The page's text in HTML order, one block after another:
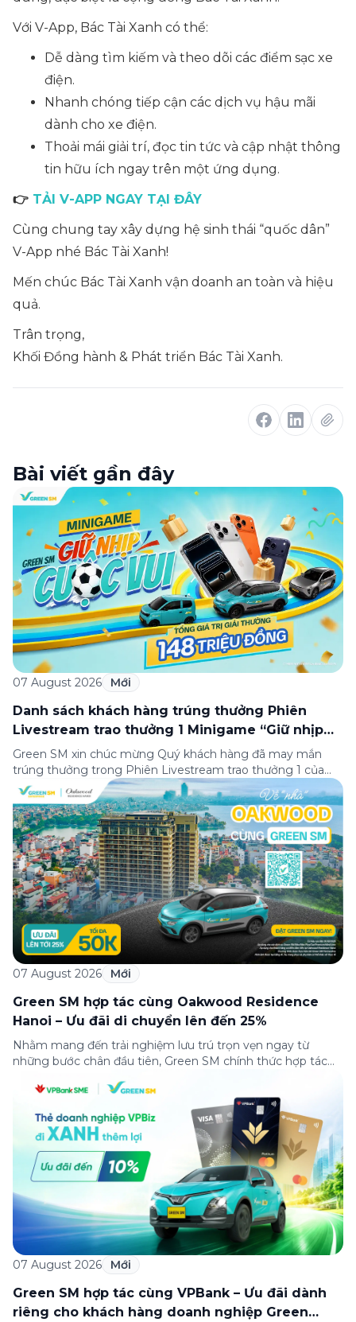
Với V-App, Bác Tài Xanh có thể:
Dễ dàng tìm kiếm và theo dõi các điểm sạc xe
điện.
Nhanh chóng tiếp cận các dịch vụ hậu mãi
dành cho xe điện.
Thoải mái giải trí, đọc tin tức và cập nhật thông
tin hữu ích ngay trên một ứng dụng.
👉 TẢI V-APP NGAY TẠI ĐÂY
Cùng chung tay xây dựng hệ sinh thái “quốc dân”
V-App nhé Bác Tài Xanh!
Mến chúc Bác Tài Xanh vận doanh an toàn và hiệu
quả.
Trân trọng,
Khối Đồng hành & Phát triển Bác Tài Xanh.
Bài viết gần đây
07 August 2026 Mới
Danh sách khách hàng trúng thưởng Phiên
Livestream trao thưởng 1 Minigame “Giữ nhịp
cuộc vui”
Green SM xin chúc mừng Quý khách hàng đã may mắn
trúng thưởng trong Phiên Livestream trao thưởng 1 của
Minigame “Giữ nhịp cuộc vui”, được phát sóng trực tiếp
trên Fanpage và TikTok Green SM từ 20:00 – 21:00 ngày
04/08/2026. Phiên livestream đã diễn ra công khai với sự
theo dõi của đông […]
07 August 2026 Mới
Green SM hợp tác cùng Oakwood Residence
Hanoi – Ưu đãi di chuyển lên đến 25%
Nhằm mang đến trải nghiệm lưu trú trọn vẹn ngay từ
những bước chân đầu tiên, Green SM chính thức hợp tác
đãi di chuyển dành riêng cho khách hàng có điểm đi hoặc
điểm đến tại khu căn hộ dịch vụ này. Tọa lạc trong […]
07 August 2026 Mới
Green SM hợp tác cùng VPBank – Ưu đãi dành
riêng cho khách hàng doanh nghiệp Green